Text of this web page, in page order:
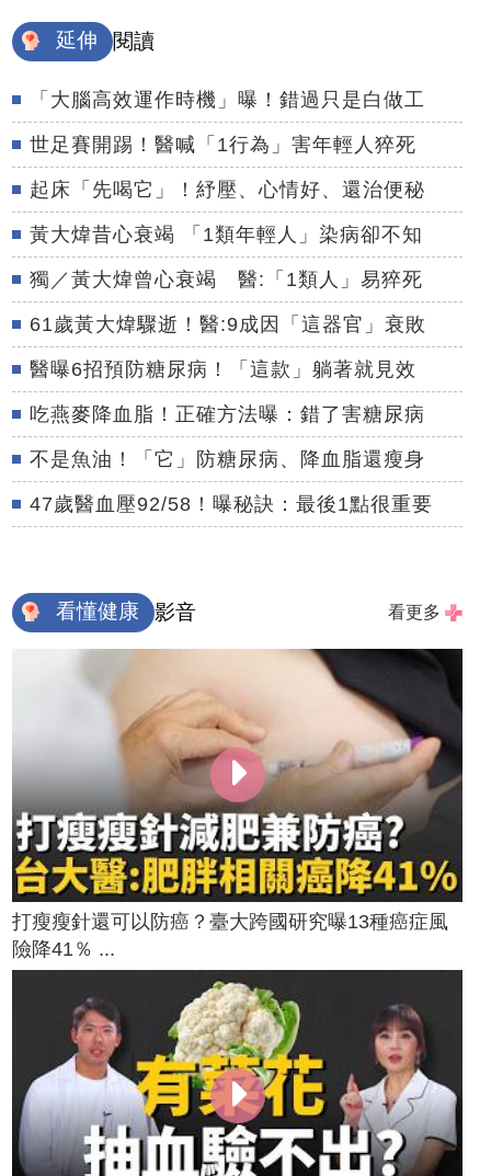
延伸 閱讀
「大腦高效運作時機」曝！錯過只是白做工
世足賽開踢！醫喊「1行為」害年輕人猝死
起床「先喝它」！紓壓、心情好、還治便秘
黃大煒昔心衰竭 「1類年輕人」染病卻不知
獨／黃大煒曾心衰竭 醫:「1類人」易猝死
61歲黃大煒驟逝！醫:9成因「這器官」衰敗
醫曝6招預防糖尿病！「這款」躺著就見效
吃燕麥降血脂！正確方法曝：錯了害糖尿病
不是魚油！「它」防糖尿病、降血脂還瘦身
47歲醫血壓92/58！曝秘訣：最後1點很重要
看懂健康 影音 看更多
打瘦瘦針還可以防癌？臺大跨國研究曝13種癌症風
險降41％ ...